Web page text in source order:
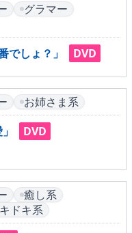
グラマー
でしょ？」
DVD
お姉さま系
DVD
癒し系
ドキ系